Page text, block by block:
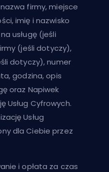
firmy, miejsce
imię i nazwisko
usługę (jeśli
(jeśli dotyczy),
dotyczy), numer
godzina, opis
oraz Napiwek
Usług Cyfrowych.
Usług
dla Ciebie przez
i opłata za czas